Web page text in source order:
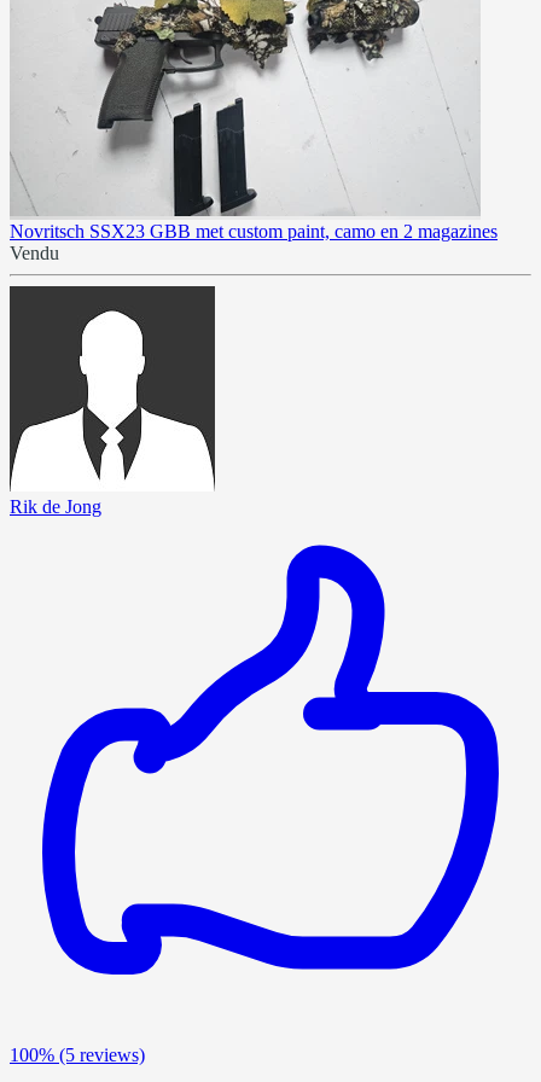
Novritsch SSX23 GBB met custom paint, camo en 2 magazines
Vendu
Rik de Jong
100% (5 reviews)